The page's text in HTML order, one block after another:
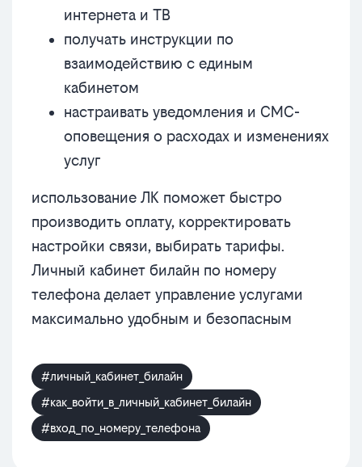
интернета и ТВ
получать инструкции по
взаимодействию с единым
кабинетом
настраивать уведомления и СМС-
оповещения о расходах и изменениях
услуг
использование ЛК поможет быстро
производить оплату, корректировать
настройки связи, выбирать тарифы.
Личный кабинет билайн по номеру
телефона делает управление услугами
максимально удобным и безопасным
#личный_кабинет_билайн
#как_войти_в_личный_кабинет_билайн
#вход_по_номеру_телефона